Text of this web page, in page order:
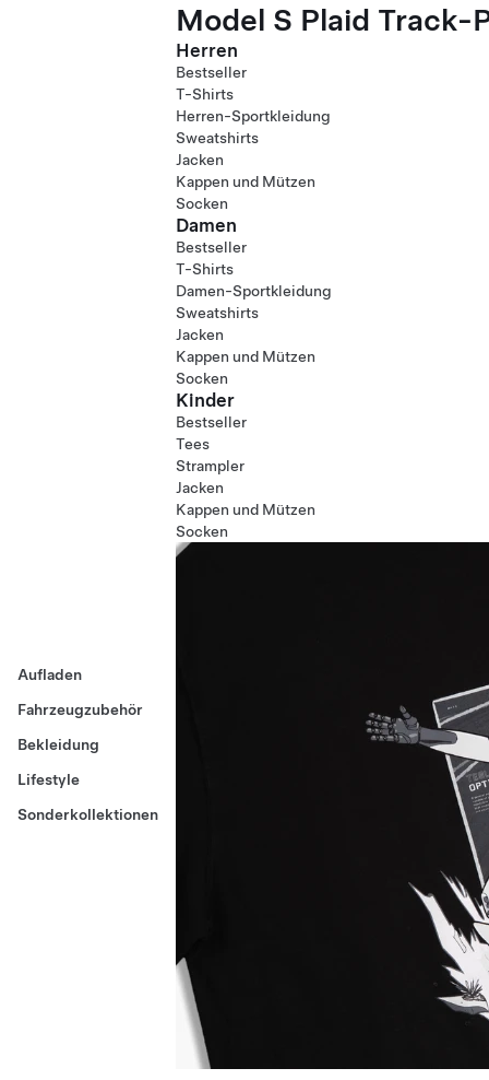
Aufladen
Fahrzeugzubehör
Bekleidung
Lifestyle
Sonderkollektionen
Model S Plaid Track-
Herren
Bestseller
T-Shirts
Herren-Sportkleidung
Sweatshirts
Jacken
Kappen und Mützen
Socken
Damen
Bestseller
T-Shirts
Damen-Sportkleidung
Sweatshirts
Jacken
Kappen und Mützen
Socken
Kinder
Bestseller
Tees
Strampler
Jacken
Kappen und Mützen
Socken